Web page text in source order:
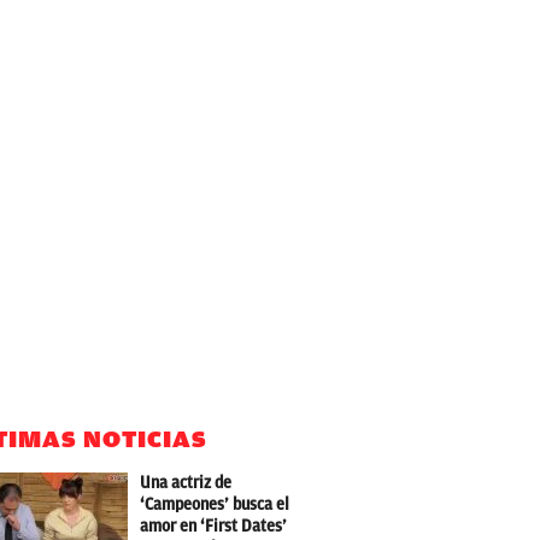
NOTICIAS
Una actriz de
‘Campeones’ busca el
amor en ‘First Dates’